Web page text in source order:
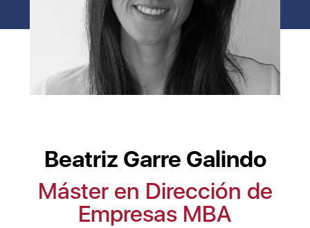
Beatriz Garre Galindo
Máster en Dirección de
Empresas MBA